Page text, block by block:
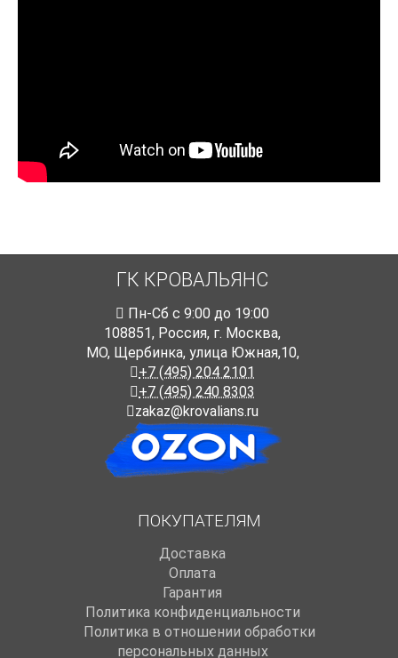
ГК КРОВАЛЬЯНС
Пн-Cб с 9:00 до 19:00
108851, Россия, г. Москва,
МО, Щербинка, улица Южная,10,
+7 (495) 204 2101
+7 (495) 240 8303
zakaz@krovalians.ru
ПОКУПАТЕЛЯМ
Доставка
Оплата
Гарантия
Политика конфиденциальности
Политика в отношении обработки
персональных данных